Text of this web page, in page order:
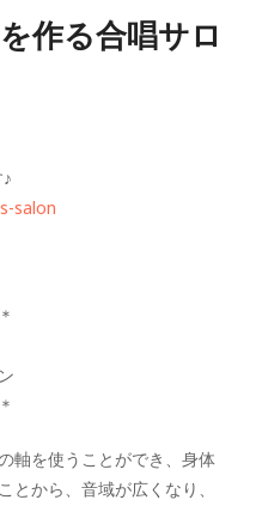
作る合唱サロ
salon
軸を使うことができ、身体
とから、音域が広くなり、